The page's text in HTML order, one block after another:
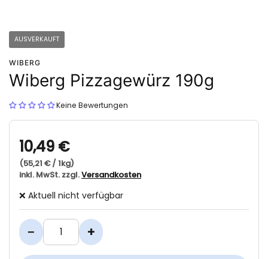
AUSVERKAUFT
WIBERG
Wiberg Pizzagewürz 190g
Keine Bewertungen
10,49 €
(55,21 € / 1kg)
inkl. MwSt. zzgl.Versandkosten
❌ Aktuell nicht verfügbar
− +